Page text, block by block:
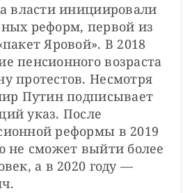
власти инициировали
реформ, первой из
Яровой». В 2018
пенсионного возраста
протестов. Несмотря
Путин подписывает
указ. После
реформы в 2019
не сможет выйти более
а в 2020 году —